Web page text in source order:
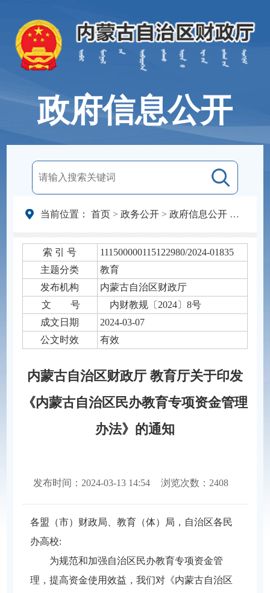
政府信息公开
当前位置： 首页> 政务公开> 政府信息公开> 法定主
索 引 号
111500000115122980/2024-01835
主题分类
教育
发布机构
内蒙古自治区财政厅
文 号
内财教规〔2024〕8号
成文日期
2024-03-07
公文时效
有效
内蒙古自治区财政厅 教育厅关于印发
《内蒙古自治区民办教育专项资金管理
办法》的通知
发布时间：2024-03-13 14:54 浏览次数：2408
各盟（市）财政局、教育（体）局，自治区各民
办高校:
为规范和加强自治区民办教育专项资金管
理，提高资金使用效益，我们对《内蒙古自治区